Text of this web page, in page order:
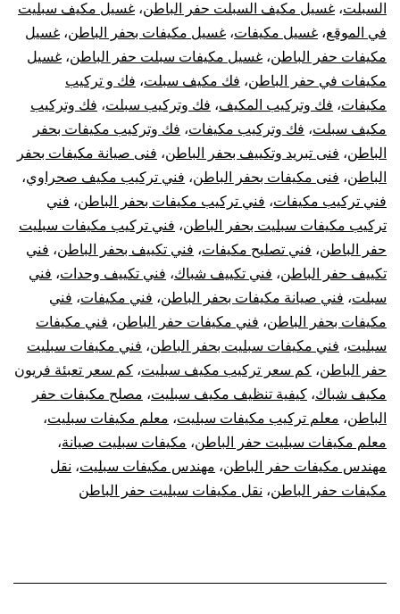
السبلت، غسيل مكيف السبلت حفر الباطن، غسيل مكيف سبليت
في الموقع، غسيل مكيفات، غسيل مكيفات بحفر الباطن، غسيل
مكيفات حفر الباطن، غسيل مكيفات سبلت حفر الباطن، غسيل
مكيفات في حفر الباطن، فك مكيف سبلت، فك و تركيب
مكيفات، فك وتركيب المكيف، فك وتركيب سبلت، فك وتركيب
مكيف سبلت، فك وتركيب مكيفات، فك وتركيب مكيفات بحفر
الباطن، فنى تبريد وتكييف بحفر الباطن، فنى صيانة مكيفات بحفر
الباطن، فنى مكيفات بحفر الباطن، فني تركيب مكيف صحراوي،
فني تركيب مكيفات، فني تركيب مكيفات بحفر الباطن، فني
تركيب مكيفات سبليت بحفر الباطن، فني تركيب مكيفات سبليت
حفر الباطن، فني تصليح مكيفات، فني تكييف بحفر الباطن، فني
تكييف حفر الباطن، فني تكييف شباك، فني تكييف وحدات، فني
سبلت، فني صيانة مكيفات بحفر الباطن، فني مكيفات، فني
مكيفات بحفر الباطن، فني مكيفات حفر الباطن، فني مكيفات
سبليت، فني مكيفات سبليت بحفر الباطن، فني مكيفات سبليت
حفر الباطن، كم سعر تركيب مكيف سبليت، كم سعر تعبئة فريون
مكيف شباك، كيفية تنظيف مكيف سبليت، مصلح مكيفات حفر
الباطن، معلم تركيب مكيفات سبليت، معلم مكيفات سبليت،
معلم مكيفات سبليت حفر الباطن، مكيفات سبليت صيانة،
مهندس مكيفات حفر الباطن، مهندس مكيفات سبليت، نقل
مكيفات حفر الباطن، نقل مكيفات سبليت حفر الباطن